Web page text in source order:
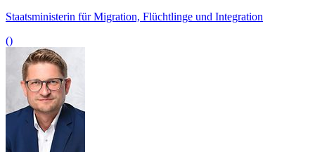
Staatsministerin für Migration, Flüchtlinge und Integration
()